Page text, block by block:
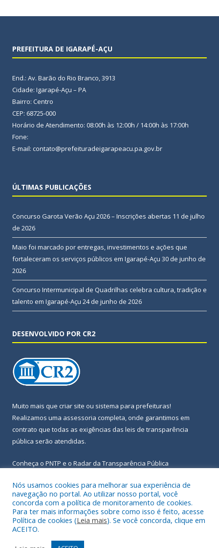
PREFEITURA DE IGARAPÉ-AÇU
End.: Av. Barão do Rio Branco, 3913
Cidade: Igarapé-Açu – PA
Bairro: Centro
CEP: 68725-000
Horário de Atendimento: 08:00h às 12:00h / 14:00h às 17:00h
Fone:
E-mail: contato@prefeituradeigarapeacu.pa.gov.br
ÚLTIMAS PUBLICAÇÕES
Concurso Garota Verão Açu 2026 – Inscrições abertas 11 de julho
de 2026
Maio foi marcado por entregas, investimentos e ações que
fortaleceram os serviços públicos em Igarapé-Açu 30 de junho de
2026
Concurso Intermunicipal de Quadrilhas celebra cultura, tradição e
talento em Igarapé-Açu 24 de junho de 2026
DESENVOLVIDO POR CR2
Muito mais que criar site ou sistema para prefeituras!
Realizamos uma assessoria completa, onde garantimos em
contrato que todas as exigências das leis de transparência
pública serão atendidas.
Conheça o PNTP e o Radar da Transparência Pública
Todos os direitos reservados a Prefeitura Municipal de Igarapé-
Açu.
Nós usamos cookies para melhorar sua experiência de
navegação no portal. Ao utilizar nosso portal, você
concorda com a política de monitoramento de cookies.
Para ter mais informações sobre como isso é feito, acesse
Política de cookies (Leia mais). Se você concorda, clique em
ACEITO.